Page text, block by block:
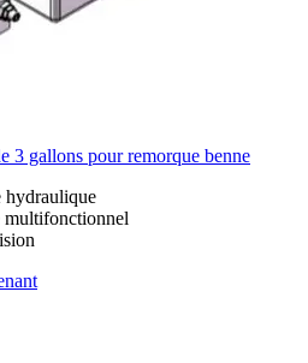
3 gallons pour remorque benne
hydraulique
multifonctionnel